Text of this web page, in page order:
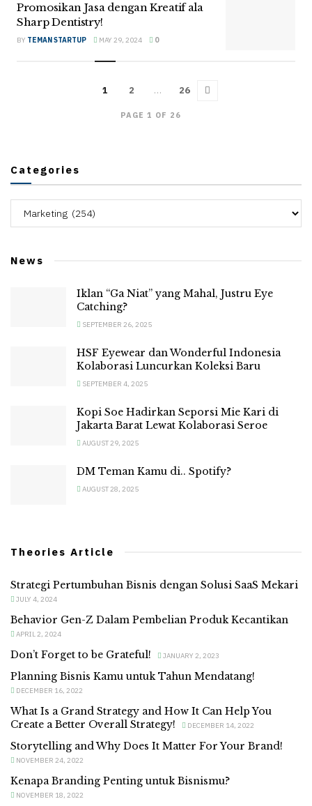
Promosikan Jasa dengan Kreatif ala
Sharp Dentistry!
BY TEMAN STARTUP MAY 29, 2024 0
PAGE 1 OF 26
1 2 … 26
Categories
News
Iklan “Ga Niat” yang Mahal, Justru Eye
Catching?
SEPTEMBER 26, 2025
HSF Eyewear dan Wonderful Indonesia
Kolaborasi Luncurkan Koleksi Baru
SEPTEMBER 4, 2025
Kopi Soe Hadirkan Seporsi Mie Kari di
Jakarta Barat Lewat Kolaborasi Seroe
AUGUST 29, 2025
DM Teman Kamu di.. Spotify?
AUGUST 28, 2025
Theories Article
Strategi Pertumbuhan Bisnis dengan Solusi SaaS Mekari
JULY 4, 2024
Behavior Gen-Z Dalam Pembelian Produk Kecantikan
APRIL 2, 2024
Don’t Forget to be Grateful! JANUARY 2, 2023
Planning Bisnis Kamu untuk Tahun Mendatang!
DECEMBER 16, 2022
What Is a Grand Strategy and How It Can Help You
Create a Better Overall Strategy!
DECEMBER 14, 2022
Storytelling and Why Does It Matter For Your Brand!
NOVEMBER 24, 2022
Kenapa Branding Penting untuk Bisnismu?
NOVEMBER 18, 2022